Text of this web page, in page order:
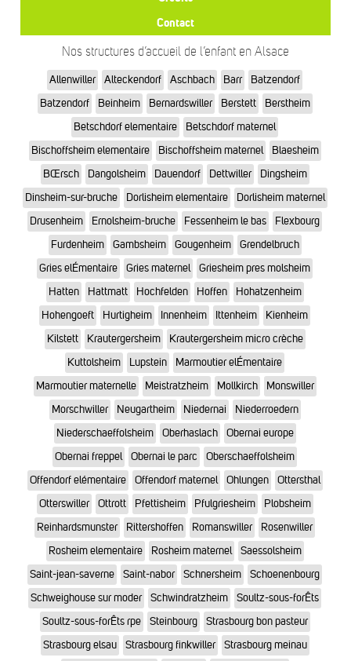
Contact
Nos structures d’accueil de l’enfant en Alsace
Allenwiller Alteckendorf Aschbach Barr
Batzendorf
Batzendorf
Beinheim Bernardswiller Berstett
Berstheim
Betschdorf elementaire
Betschdorf maternel
Bischoffsheim elementaire
Bischoffsheim maternel
Blaesheim
BŒrsch
Dangolsheim Dauendorf Dettwiller
Dingsheim
Dinsheim-sur-bruche
Dorlisheim elementaire
Dorlisheim maternel
Drusenheim
Ernolsheim-bruche Fessenheim le bas
Flexbourg
Furdenheim
Gambsheim Gougenheim
Grendelbruch
Gries elÉmentaire
Gries maternel
Griesheim pres molsheim
Hatten
Hattmatt Hochfelden Hoffen
Hohatzenheim
Hohengoeft
Hurtigheim Innenheim Ittenheim
Kienheim
Kilstett
Krautergersheim
Krautergersheim micro crèche
Kuttolsheim
Lupstein
Marmoutier elÉmentaire
Marmoutier maternelle
Meistratzheim Mollkirch
Monswiller
Morschwiller
Neugartheim Niedernai
Niederroedern
Niederschaeffolsheim
Oberhaslach
Obernai europe
Obernai freppel
Obernai le parc
Oberschaeffolsheim
Offendorf elémentaire
Offendorf maternel Ohlungen
Ottersthal
Otterswiller
Ottrott Pfettisheim Pfulgriesheim
Plobsheim
Reinhardsmunster
Rittershoffen Romanswiller
Rosenwiller
Rosheim elementaire
Rosheim maternel
Saessolsheim
Saint-jean-saverne
Saint-nabor Schnersheim
Schoenenbourg
Schweighouse sur moder
Schwindratzheim
Soultz-sous-forÊts
Soultz-sous-forÊts rpe
Steinbourg
Strasbourg bon pasteur
Strasbourg elsau
Strasbourg finkwiller
Strasbourg meinau